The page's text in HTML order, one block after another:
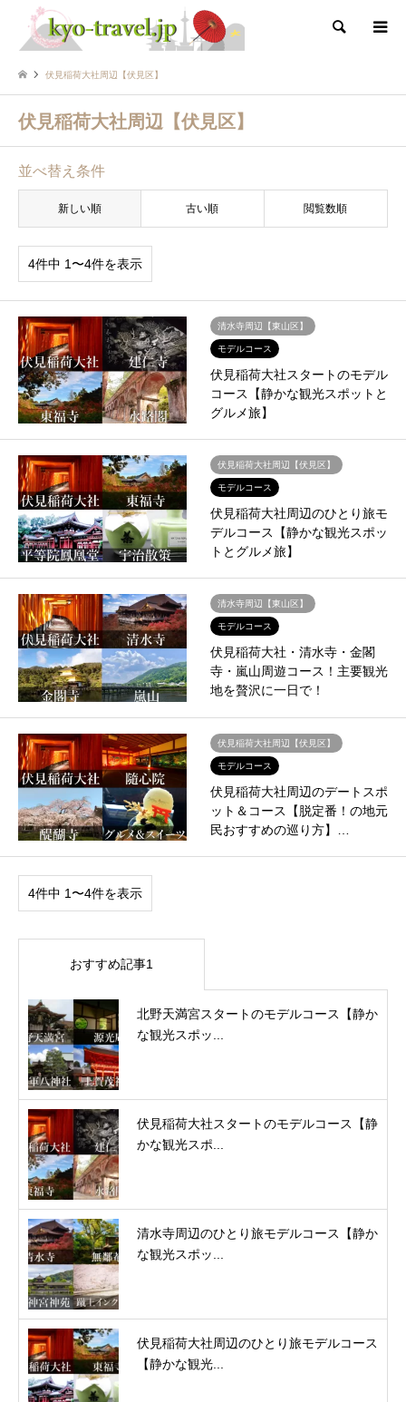
検索
伏見稲荷大社周辺【伏見区】
伏見稲荷大社周辺【伏見区】
並べ替え条件
新しい順 古い順 閲覧数順
4件中 1〜4件を表示
清水寺周辺【東山区】
モデルコース
伏見稲荷大社スタートのモデル
コース【静かな観光スポットと
グルメ旅】
伏見稲荷大社周辺【伏見区】
モデルコース
伏見稲荷大社周辺のひとり旅モ
デルコース【静かな観光スポッ
トとグルメ旅】
清水寺周辺【東山区】
モデルコース
伏見稲荷大社・清水寺・金閣
寺・嵐山周遊コース！主要観光
地を贅沢に一日で！
伏見稲荷大社周辺【伏見区】
モデルコース
伏見稲荷大社周辺のデートスポ
ット＆コース【脱定番！の地元
民おすすめの巡り方】…
4件中 1〜4件を表示
おすすめ記事1
北野天満宮スタートのモデルコース【静か
な観光スポッ...
伏見稲荷大社スタートのモデルコース【静
かな観光スポ...
清水寺周辺のひとり旅モデルコース【静か
な観光スポッ...
伏見稲荷大社周辺のひとり旅モデルコース
【静かな観光...